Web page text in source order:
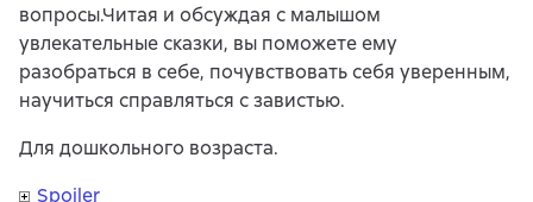
вопросы.Читая и обсуждая с малышом
увлекательные сказки, вы поможете ему
разобраться в себе, почувствовать себя уверенным,
научиться справляться с завистью.
Для дошкольного возраста.
Spoiler